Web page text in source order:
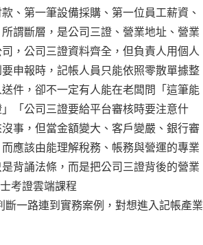
、第一筆設備採購、第一位員工薪資、
謂斷層，是公司三證、營業地址、營業
，公司三證資料齊全，但負責人用個人
申報時，記帳人員只能依照零散單據整
件，卻不一定有人能在老闆問「這筆能
「公司三證要給平台審核時要注意什
事，但當金額變大、客戶變嚴、銀行審
應該由能理解稅務、帳務與營運的專業
背誦法條，而是把公司三證背後的營業
考證雲端課程
一路連到實務案例，對想進入記帳產業